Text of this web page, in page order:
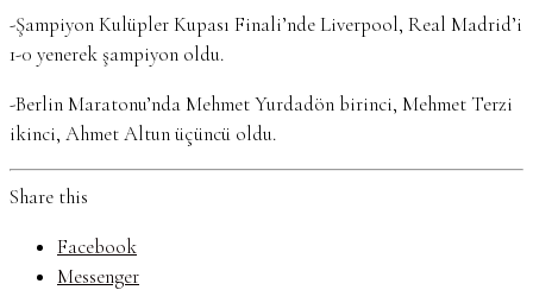
-Şampiyon Kulüpler Kupası Finali’nde Liverpool, Real Madrid’i
1-0 yenerek şampiyon oldu.
-Berlin Maratonu’nda Mehmet Yurdadön birinci, Mehmet Terzi
ikinci, Ahmet Altun üçüncü oldu.
Share this
Facebook
Messenger